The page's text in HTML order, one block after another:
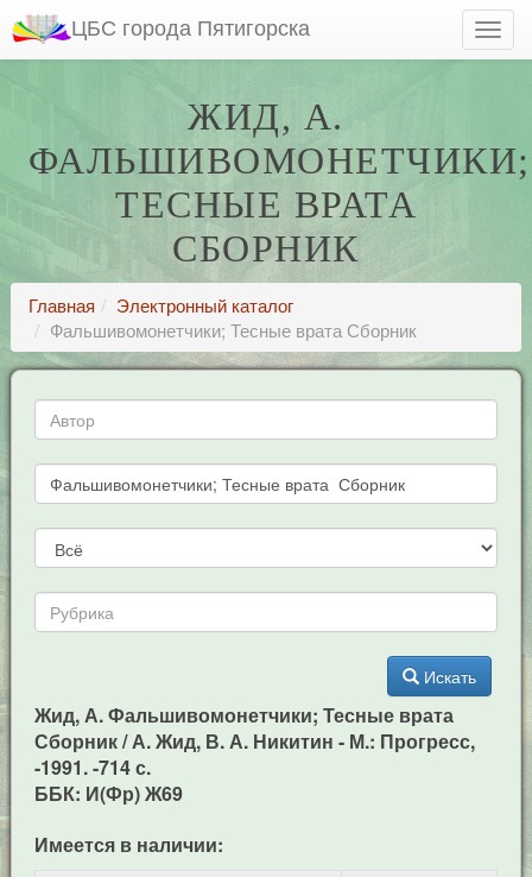
ЦБС города Пятигорска
ЖИД, А.
ФАЛЬШИВОМОНЕТЧИКИ;
ТЕСНЫЕ ВРАТА
СБОРНИК
Главная
Электронный каталог
Фальшивомонетчики; Тесные врата Сборник
Искать
Жид, А. Фальшивомонетчики; Тесные врата
Сборник / А. Жид, В. А. Никитин - М.: Прогресс,
-1991. -714 с.
ББК: И(Фр) Ж69
Имеется в наличии: